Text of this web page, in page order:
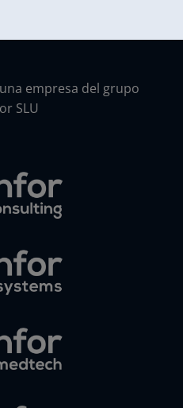
empresa del grupo
SLU